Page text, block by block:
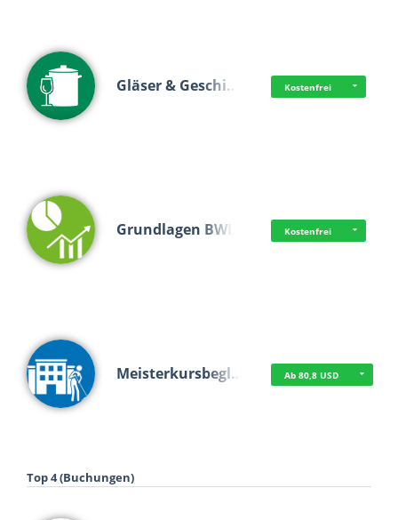
Gläser & Geschi… Kostenfrei
Grundlagen BWL Kostenfrei
Meisterkursbegl… Ab 80,8 USD
Top 4 (Buchungen)